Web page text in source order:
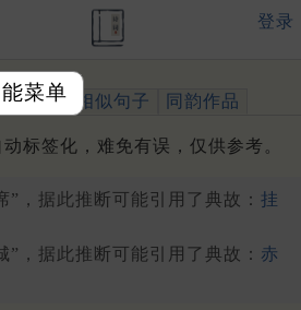
菜单
登录
、引用 相似句子 同韵作品
标签化，难免有误，仅供参考。
”，据此推断可能引用了典故： 挂
”，据此推断可能引用了典故： 赤